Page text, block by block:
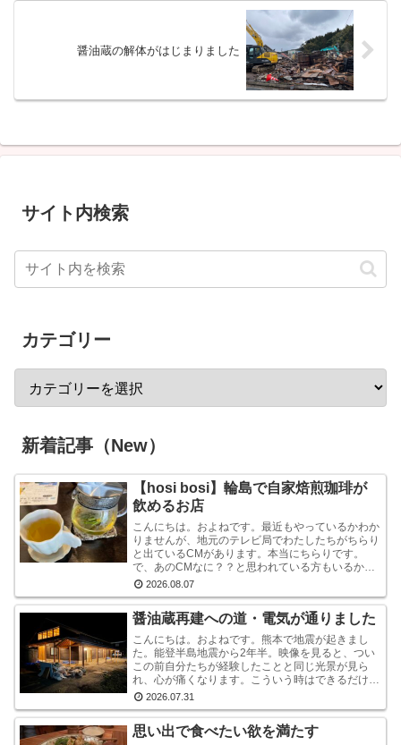
醤油蔵の解体がはじまりました
サイト内検索
カテゴリー
新着記事（New）
【hosi bosi】輪島で自家焙煎珈琲が
飲めるお店
こんにちは。およねです。最近もやっているかわか
りませんが、地元のテレビ局でわたしたちがちらり
と出ているCMがあります。本当にちらりです。
で、あのCMなに？？と思われている方もいるかも
しれませんが、あれは『石川県信用保証協会』とい
う、中小企業...
2026.08.07
醤油蔵再建への道・電気が通りました
こんにちは。およねです。熊本で地震が起きまし
た。能登半島地震から2年半。映像を見ると、つい
この前自分たちが経験したことと同じ光景が見ら
れ、心が痛くなります。こういう時はできるだけ情
報から離れたほうがいいと言いますが・・・気にな
ります。気にな...
2026.07.31
思い出で食べたい欲を満たす